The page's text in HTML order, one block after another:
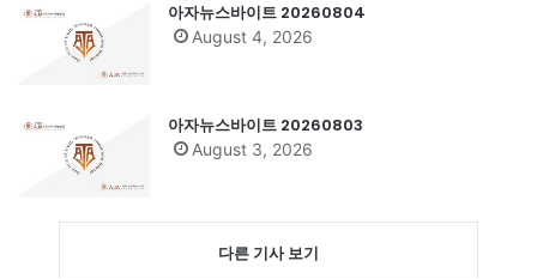
아자뉴스바이트 20260804
August 4, 2026
아자뉴스바이트 20260803
August 3, 2026
다른 기사 보기